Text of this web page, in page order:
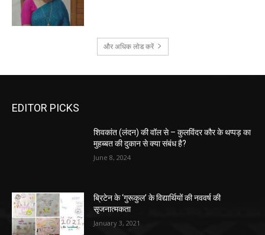
और अधिक लोड करें
EDITOR PICKS
शिवकांत (लंदन) की वॉल से – कुलविंदर कौर के थप्पड़ का
मुहब्बत की दुकान से क्या संबंध है?
June 8, 2024
ब्रिटेन के ‘गुरूकुल’ के विद्यार्थियों की नववर्ष की
सृजनात्मकता
January 3, 2021